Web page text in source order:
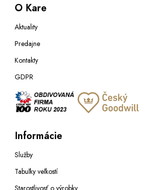
O Kare
Aktuality
Predajne
Kontakty
GDPR
Informácie
Služby
Tabuľky veľkostí
Starostlivosť o výrobky